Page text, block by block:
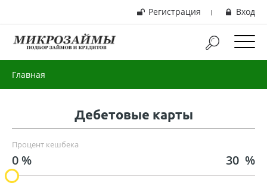
Вход
|
Регистрация
Главная
Дебетовые карты
Процент кешбека
0 % %
30